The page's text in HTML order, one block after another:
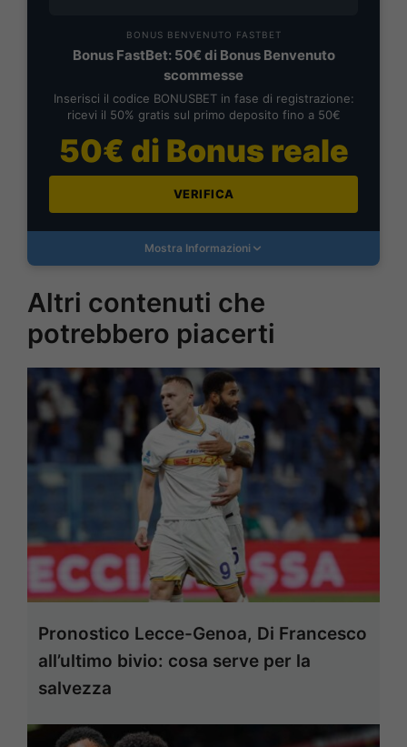
BONUS BENVENUTO FASTBET
Bonus FastBet: 50€ di Bonus Benvenuto
scommesse
Inserisci il codice BONUSBET in fase di registrazione:
ricevi il 50% gratis sul primo deposito fino a 50€
50€ di Bonus reale
VERIFICA
Mostra Informazioni
Altri contenuti che
potrebbero piacerti
Pronostico Lecce-Genoa, Di Francesco
all’ultimo bivio: cosa serve per la
salvezza